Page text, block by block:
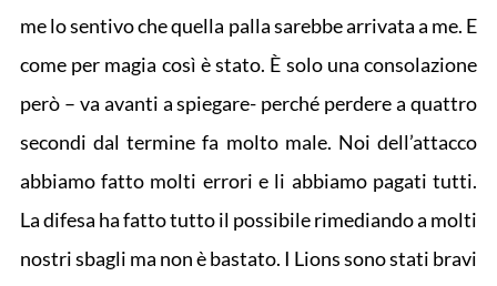
me lo sentivo che quella palla sarebbe arrivata a me. E
come per magia così è stato. È solo una consolazione
però – va avanti a spiegare- perché perdere a quattro
secondi dal termine fa molto male. Noi dell’attacco
abbiamo fatto molti errori e li abbiamo pagati tutti.
La difesa ha fatto tutto il possibile rimediando a molti
nostri sbagli ma non è bastato. I Lions sono stati bravi